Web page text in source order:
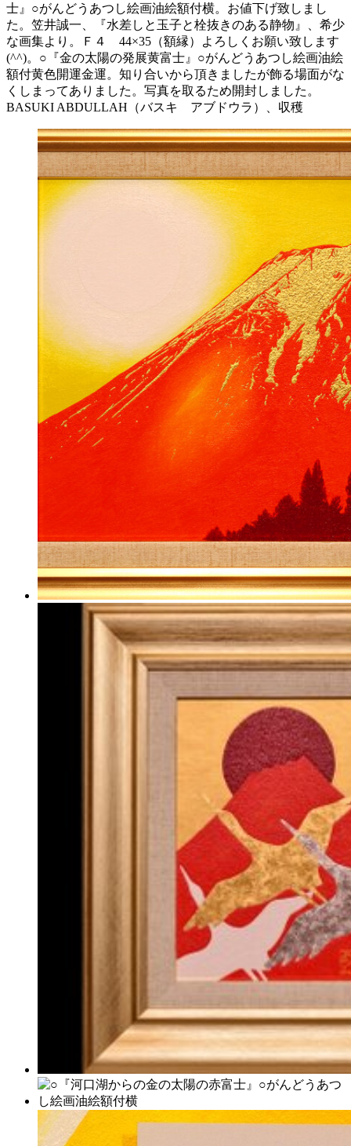
士』○がんどうあつし絵画油絵額付横。お値下げ致しまし
た。笠井誠一、『水差しと玉子と栓抜きのある静物』、希少
な画集より。Ｆ４ 44×35（額縁）よろしくお願い致します
(^^)。○『金の太陽の発展黄富士』○がんどうあつし絵画油絵
額付黄色開運金運。知り合いから頂きましたが飾る場面がな
くしまってありました。写真を取るため開封しました。
BASUKI ABDULLAH（バスキ アブドウラ）、収穫